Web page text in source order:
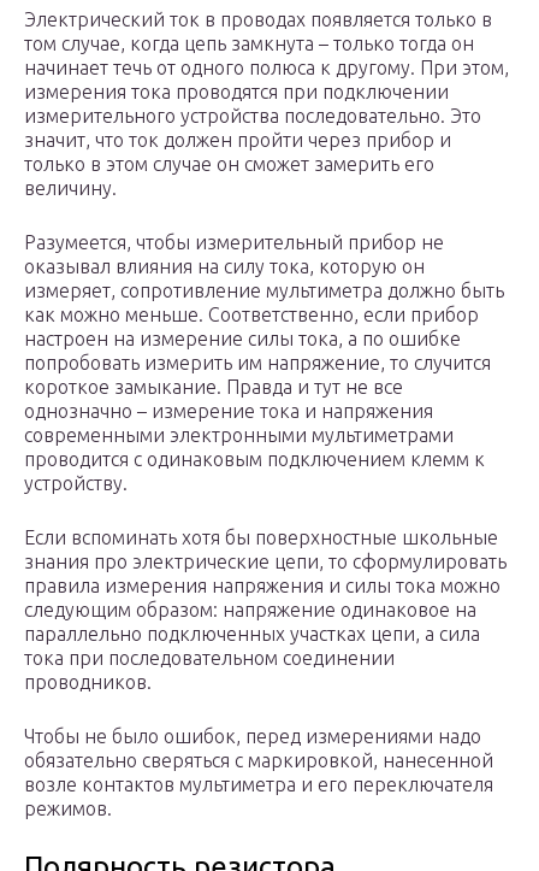
Электрический ток в проводах появляется только в
том случае, когда цепь замкнута – только тогда он
начинает течь от одного полюса к другому. При этом,
измерения тока проводятся при подключении
измерительного устройства последовательно. Это
значит, что ток должен пройти через прибор и
только в этом случае он сможет замерить его
величину.
Разумеется, чтобы измерительный прибор не
оказывал влияния на силу тока, которую он
измеряет, сопротивление мультиметра должно быть
как можно меньше. Соответственно, если прибор
настроен на измерение силы тока, а по ошибке
попробовать измерить им напряжение, то случится
короткое замыкание. Правда и тут не все
однозначно – измерение тока и напряжения
современными электронными мультиметрами
проводится с одинаковым подключением клемм к
устройству.
Если вспоминать хотя бы поверхностные школьные
знания про электрические цепи, то сформулировать
правила измерения напряжения и силы тока можно
следующим образом: напряжение одинаковое на
параллельно подключенных участках цепи, а сила
тока при последовательном соединении
проводников.
Чтобы не было ошибок, перед измерениями надо
обязательно сверяться с маркировкой, нанесенной
возле контактов мультиметра и его переключателя
режимов.